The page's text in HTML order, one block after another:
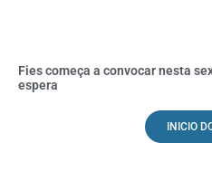
Fies começa a convocar nesta
espera
INICIO